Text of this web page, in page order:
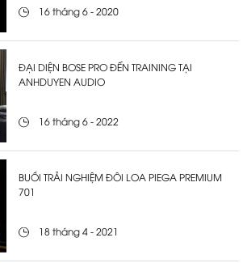
16 tháng 6 - 2020
ĐẠI DIỆN BOSE PRO ĐẾN TRAINING TẠI
ANHDUYEN AUDIO
16 tháng 6 - 2022
BUỔI TRẢI NGHIỆM ĐÔI LOA PIEGA PREMIUM
701
18 tháng 4 - 2021